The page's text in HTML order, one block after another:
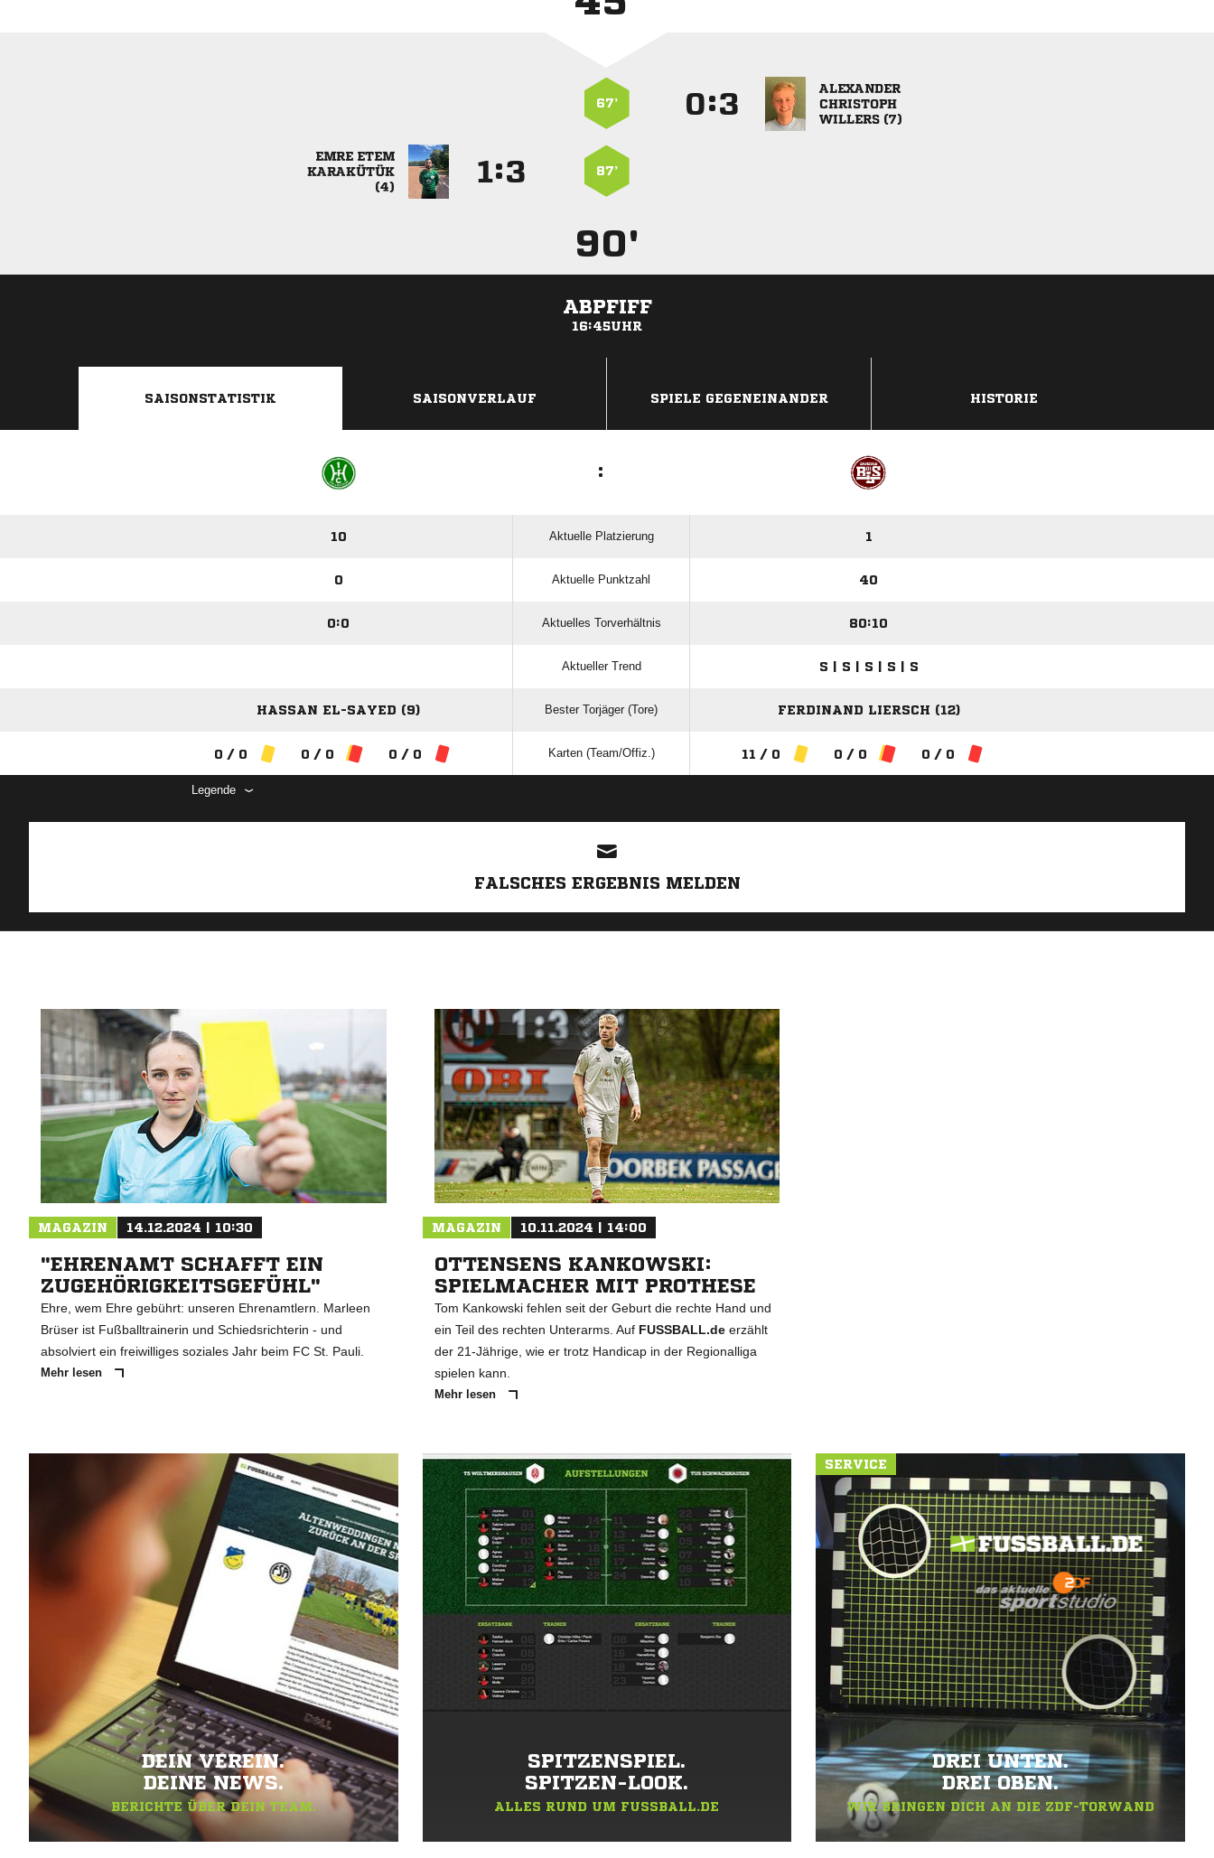
67’ :


 
 


: 87’
90'
ABPFIFF
16:45UHR
SAISONSTATISTIK SAISONVERLAUF SPIELE GEGENEINANDER HISTORIE
:
10 Aktuelle Platzierung 1
0 Aktuelle Punktzahl 40
0:0 Aktuelles Torverhältnis 80:10
Aktueller Trend S | S | S | S | S
HASSAN EL-SAYED (9) Bester Torjäger (Tore) FERDINAND LIERSCH (12)
0 / 0 0 / 0 0 / 0 Karten (Team/Offiz.) 11 / 0 0 / 0 0 / 0
Legende
FALSCHES ERGEBNIS MELDEN
MAGAZIN 14.12.2024 | 10:30
"EHRENAMT SCHAFFT EIN
ZUGEHÖRIGKEITSGEFÜHL"
Ehre, wem Ehre gebührt: unseren Ehrenamtlern. Marleen
Brüser ist Fußballtrainerin und Schiedsrichterin - und
absolviert ein freiwilliges soziales Jahr beim FC St. Pauli.
Mehr lesen
MAGAZIN 10.11.2024 | 14:00
OTTENSENS KANKOWSKI:
SPIELMACHER MIT PROTHESE
Tom Kankowski fehlen seit der Geburt die rechte Hand und
ein Teil des rechten Unterarms. Auf FUSSBALL.deerzählt
der 21-Jährige, wie er trotz Handicap in der Regionalliga
spielen kann.
Mehr lesen
DEIN VEREIN.
DEINE NEWS.
BERICHTE ÜBER DEIN TEAM.
SPITZENSPIEL.
SPITZEN-LOOK.
ALLES RUND UM FUSSBALL.DE
SERVICE
DREI UNTEN.
DREI OBEN.
WIR BRINGEN DICH AN DIE ZDF-TORWAND